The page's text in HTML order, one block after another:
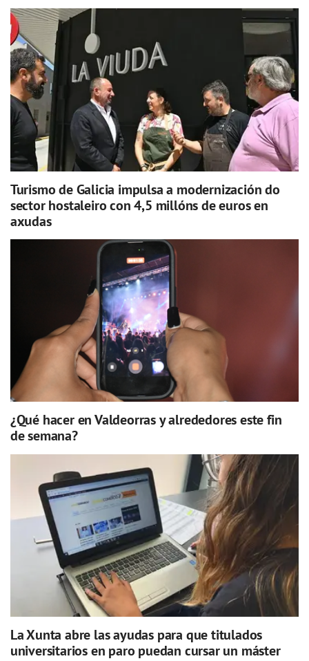
Turismo de Galicia impulsa a modernización do
sector hostaleiro con 4,5 millóns de euros en
axudas
¿Qué hacer en Valdeorras y alrededores este fin
de semana?
La Xunta abre las ayudas para que titulados
universitarios en paro puedan cursar un máster